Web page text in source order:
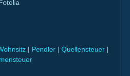
| Pendler | Quellensteuer |